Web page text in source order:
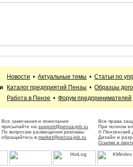
Новости •Актуальные темы •Статьи по
Каталог предприятий Пензы •Образцы
Работа в Пензе •Форум предпринимателей
Все замечания и пожелания
присылайте наsupport@penza-job.ru
По вопросам размещения рекламы
обращайтесь вmarket@penza-job.ru
Все права
При полном
© Пензенский
Дизайн и
Ссылки и